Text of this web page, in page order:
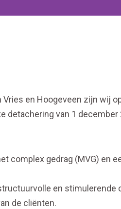
en Hoogeveen zijn wij
detachering van 1
complex gedrag (MVG) en
en stimulerende
de cliënten.